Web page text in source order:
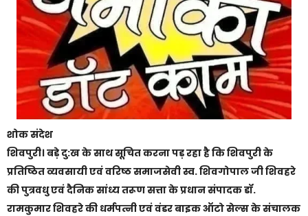
शोक संदेश
शिवपुरी। बड़े दु:ख के साथ सूचित करना पड़ रहा है कि शिवपुरी के
प्रतिष्ठित व्यवसायी एवं वरिष्ठ समाजसेवी स्व. शिवगोपाल जी शिवहरे
की पुत्रवधु एवं दैनिक सांध्य तरूण सत्ता के प्रधान संपादक डॉ.
रामकुमार शिवहरे की धर्मपत्नी एवं वंडर बाइक ऑटो सेल्स के संचालक